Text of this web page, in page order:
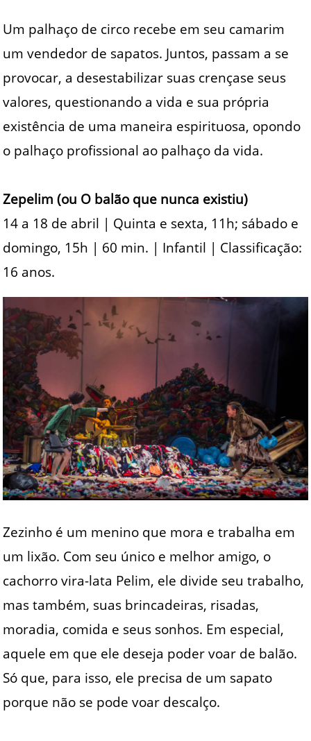
Um palhaço de circo recebe em seu camarim
um vendedor de sapatos. Juntos, passam a se
provocar, a desestabilizar suas crençase seus
valores, questionando a vida e sua própria
existência de uma maneira espirituosa, opondo
o palhaço profissional ao palhaço da vida.
Zepelim (ou O balão que nunca existiu)
14 a 18 de abril | Quinta e sexta, 11h; sábado e
domingo, 15h | 60 min. | Infantil | Classificação:
16 anos.
Zezinho é um menino que mora e trabalha em
um lixão. Com seu único e melhor amigo, o
cachorro vira-lata Pelim, ele divide seu trabalho,
mas também, suas brincadeiras, risadas,
moradia, comida e seus sonhos. Em especial,
aquele em que ele deseja poder voar de balão.
Só que, para isso, ele precisa de um sapato
porque não se pode voar descalço.